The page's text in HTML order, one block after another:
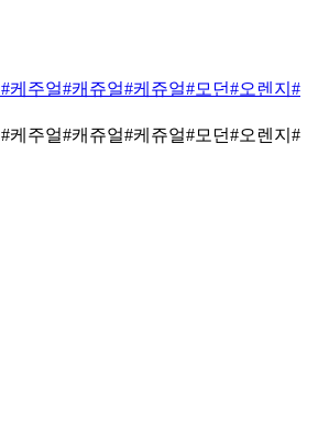
#케주얼#캐쥬얼#케쥬얼#모던#오렌지 #
#케주얼#캐쥬얼#케쥬얼#모던#오렌지 #